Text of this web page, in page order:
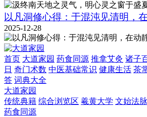
以凡洞修心得：于混沌见清明，
2025-12-28
首页 大道家园 药食同源 推拿艾灸 诸子
日 奇门术数 中医基础常识 健康生活 茶
答 词典大全
大道家园
传统典籍 综合浏览区 羲黄大学 文始法脉
药食同源